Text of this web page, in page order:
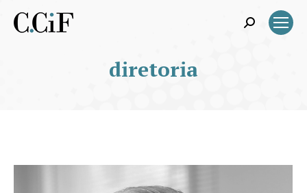
Search:
diretoria